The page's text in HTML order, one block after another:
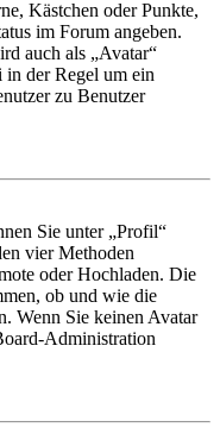
Kästchen oder Punkte,
im Forum angeben.
auch als „Avatar“
in der Regel um ein
zu Benutzer
Sie unter „Profil“
vier Methoden
oder Hochladen. Die
ob und wie die
Wenn Sie keinen Avatar
Administration